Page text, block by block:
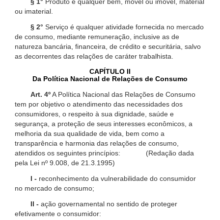
§ 1° Produto é qualquer bem, móvel ou imóvel, material
ou imaterial.
§ 2° Serviço é qualquer atividade fornecida no mercado
de consumo, mediante remuneração, inclusive as de
natureza bancária, financeira, de crédito e securitária, salvo
as decorrentes das relações de caráter trabalhista.
CAPÍTULO II
Da Política Nacional de Relações de Consumo
Art. 4ºA Política Nacional das Relações de Consumo
tem por objetivo o atendimento das necessidades dos
consumidores, o respeito à sua dignidade, saúde e
segurança, a proteção de seus interesses econômicos, a
melhoria da sua qualidade de vida, bem como a
transparência e harmonia das relações de consumo,
atendidos os seguintes princípios: (Redação dada
pela Lei nº 9.008, de 21.3.1995)
I - reconhecimento da vulnerabilidade do consumidor
no mercado de consumo;
II - ação governamental no sentido de proteger
efetivamente o consumidor: